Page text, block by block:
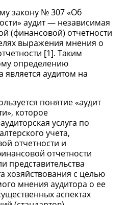
закону № 307 «Об
аудит — независимая
(финансовой) отчетности
выражения мнения о
[1]. Таким
определению
является аудитом на
понятие «аудит
которое
услуга по
учета,
отчетности и
отчетности
представительства
хозяйствования с целью
мнения аудитора о ее
аспектах